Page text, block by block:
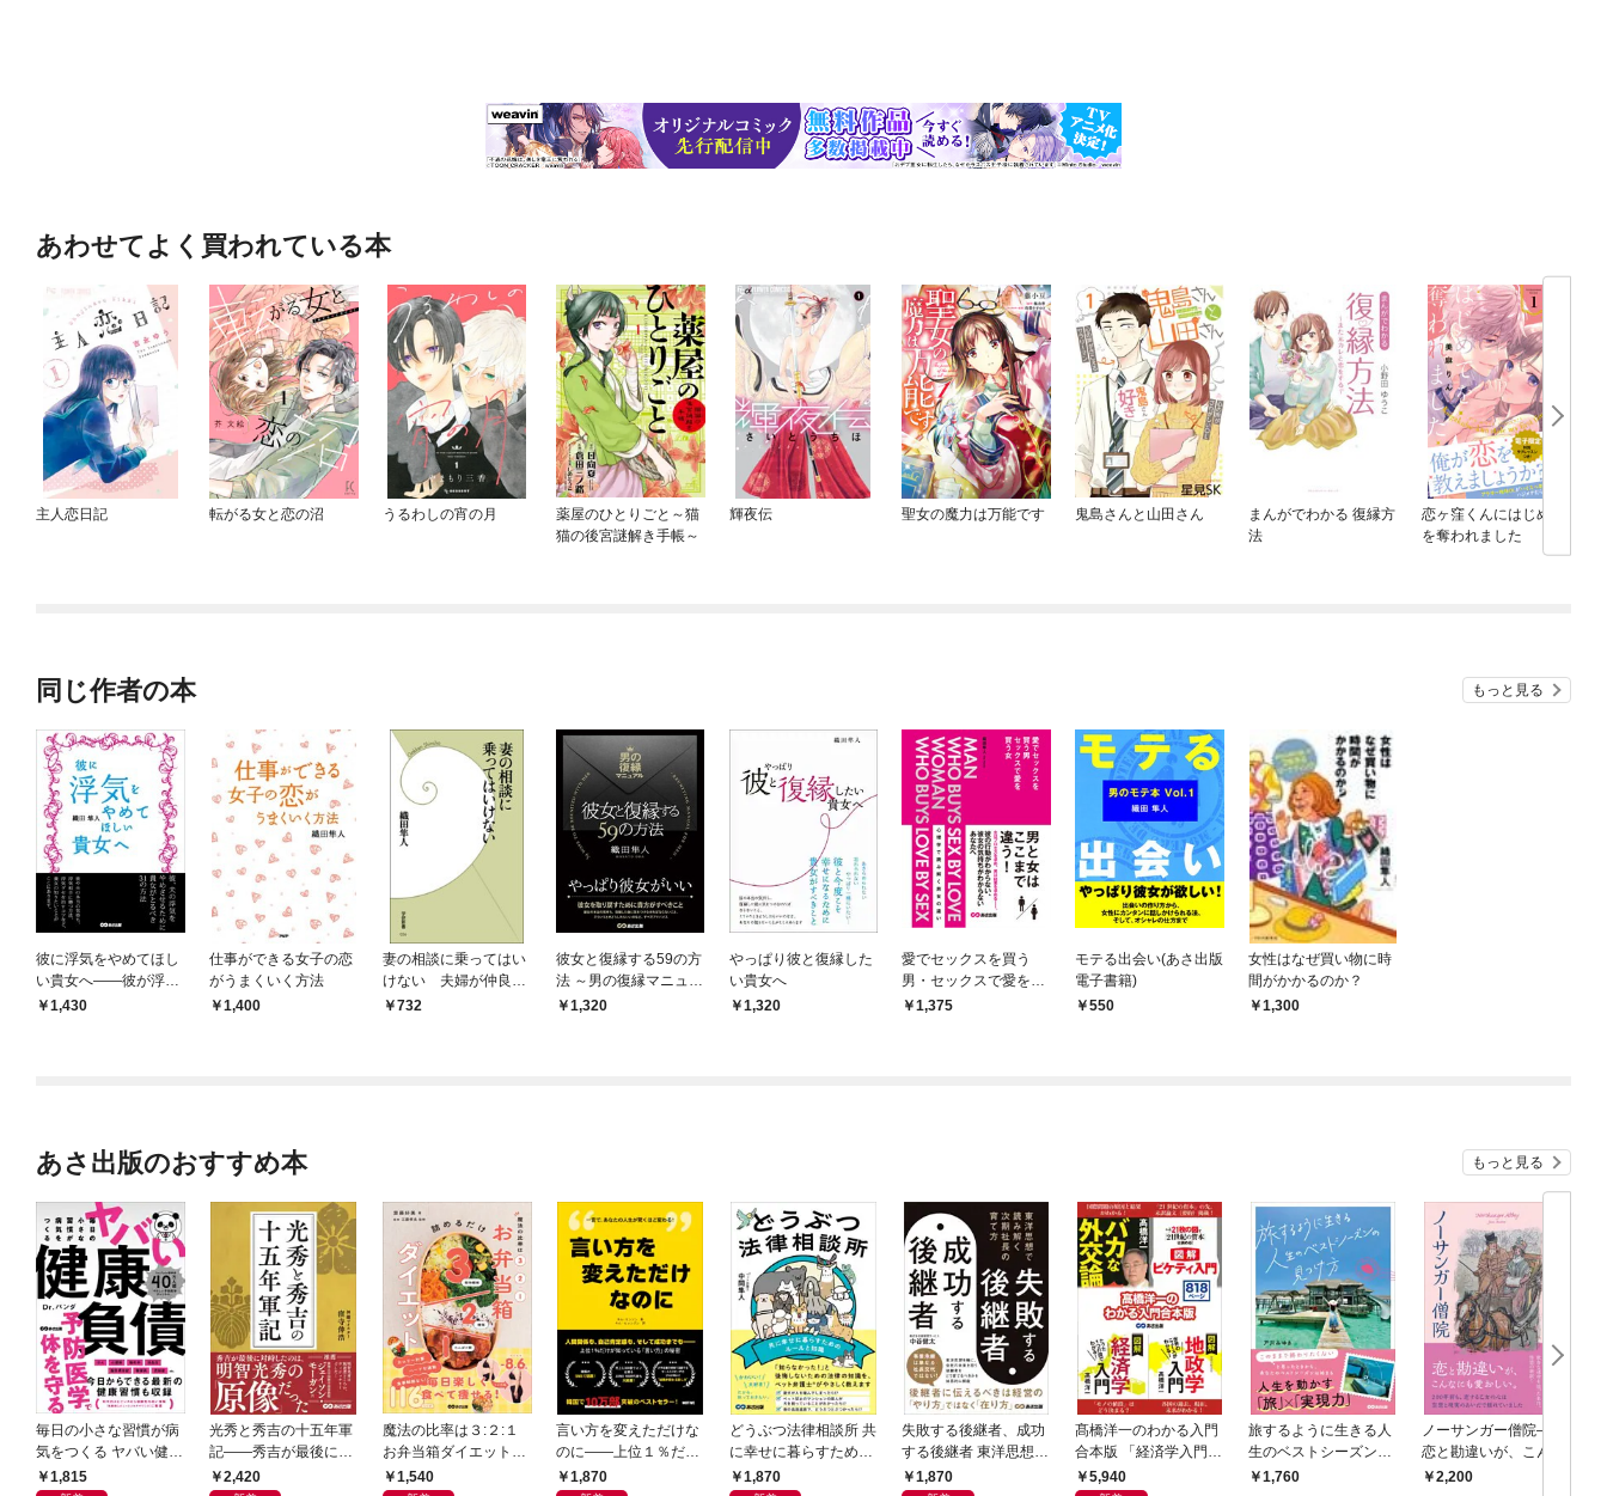
あわせてよく買われている本
主人恋日記 転がる女と恋の沼 うるわしの宵の月
薬屋のひとりごと～猫
猫の後宮謎解き手帳～
輝夜伝 聖女の魔力は万能です 鬼島さんと山田さん
まんがでわかる 復縁方
法
恋ヶ窪くんにはじめて
を奪われました
同じ作者の本 もっと見る
彼に浮気をやめてほし
い貴女へ――彼が浮気
をするには「理由」が
1,430
仕事ができる女子の恋
がうまくいく方法
1,400
妻の相談に乗ってはい
けない 夫婦が仲良く
／仲直りするためのコ
732
彼女と復縁する59の方
法 ～男の復縁マニュア
ル～1,320
やっぱり彼と復縁した
い貴女へ
1,320
愛でセックスを買う
男・セックスで愛を買
う女(あさ出版電子書
1,375
モテる出会い(あさ出版
電子書籍)
550
女性はなぜ買い物に時
間がかかるのか？
1,300
あさ出版のおすすめ本 もっと見る
毎日の小さな習慣が病
気をつくる ヤバい健康
負債1,815
光秀と秀吉の十五年軍
記――秀吉が最後に対
峙したのは、明智光秀
2,420
魔法の比率は３:２:１
お弁当箱ダイエット―
―毎日楽しく食べて痩
1,540
言い方を変えただけな
のに――上位１％だけ
が知っている「言い
1,870
どうぶつ法律相談所 共
に幸せに暮らすための
ルールと知識
1,870
失敗する後継者、成功
する後継者 東洋思想で
読み解く次期社長の育
1,870
髙橋洋一のわかる入門
合本版 「経済学入門」
「地政学入門」「バカ
5,940
旅するように生きる人
生のベストシーズンの
見つけ方――人生を動
1,760
ノーサンガー僧院――
恋と勘違いが、こんな
にも愛おしい
2,200